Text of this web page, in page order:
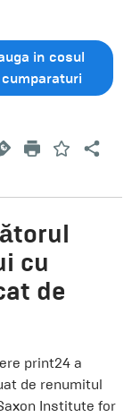
in cosul
cumparaturi
cu
de
print24 a
de renumitul
Institute for